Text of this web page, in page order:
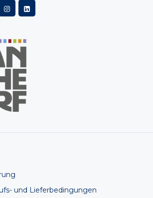
und Lieferbedingungen